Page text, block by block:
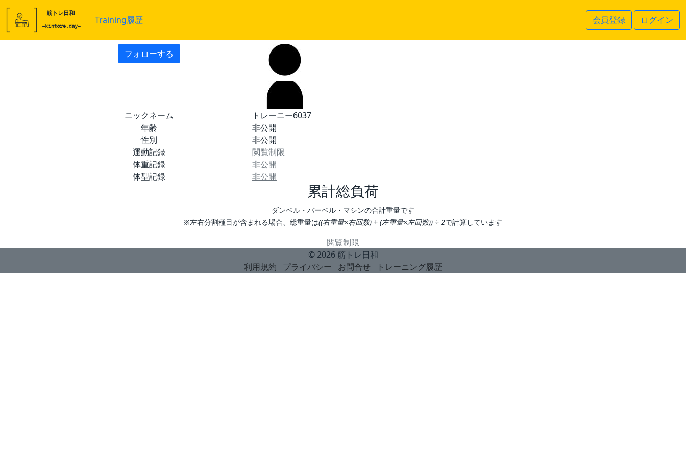
Training履歴 会員登録 ログイン
フォローする
ニックネーム
トレーニー6037
年齢
非公開
性別
非公開
運動記録
閲覧制限
体重記録
非公開
体型記録
非公開
累計総負荷
ダンベル・バーベル・マシンの合計重量です
※左右分割種目が含まれる場合、総重量は((右重量×右回数) + (左重量×左回数)) ÷ 2で計算しています
閲覧制限
© 2026 筋トレ日和
利用規約
プライバシー お問合せ トレーニング履歴